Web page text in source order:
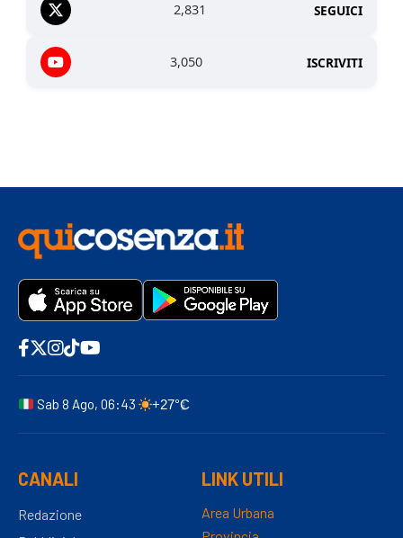
2,831 SEGUICI
3,050 ISCRIVITI
Sab 8 Ago, 06:43 +27°C
CANALI
Redazione
LINK UTILI
Area Urbana